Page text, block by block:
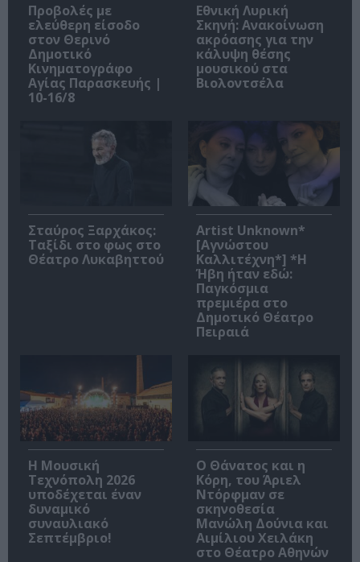
Προβολές με
ελεύθερη είσοδο
στον Θερινό
Δημοτικό
Κινηματογράφο
Αγίας Παρασκευής |
10-16/8
Εθνική Λυρική
Σκηνή: Ανακοίνωση
ακρόασης για την
κάλυψη θέσης
μουσικού στα
Βιολοντσέλα
Σταύρος Ξαρχάκος:
Ταξίδι στο φως στο
Θέατρο Λυκαβηττού
Artist Unknown*
[Αγνώστου
Καλλιτέχνη*] *Η
Ήβη ήταν εδώ:
Παγκόσμια
πρεμιέρα στο
Δημοτικό Θέατρο
Πειραιά
Η Μουσική
Τεχνόπολη 2026
υποδέχεται έναν
δυναμικό
συναυλιακό
Σεπτέμβριο!
Ο Θάνατος και η
Κόρη, του Άριελ
Ντόρφμαν σε
σκηνοθεσία
Μανώλη Δούνια και
Αιμίλιου Χειλάκη
στο Θέατρο Αθηνών